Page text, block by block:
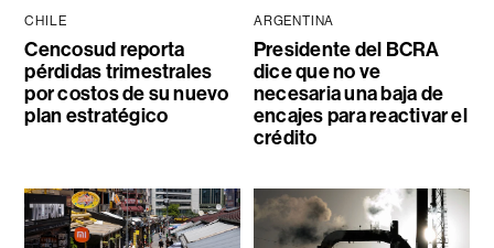
CHILE
Cencosud reporta
pérdidas trimestrales
por costos de su nuevo
plan estratégico
ARGENTINA
Presidente del BCRA
dice que no ve
necesaria una baja de
encajes para reactivar el
crédito